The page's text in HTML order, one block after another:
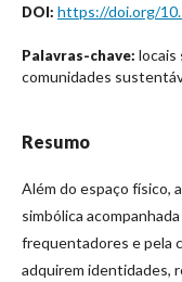
DOI: https://doi.org/
Palavras-chave: locais
comunidades
Resumo
Além do espaço físico,
simbólica
frequentadores e pela
adquirem identidades,